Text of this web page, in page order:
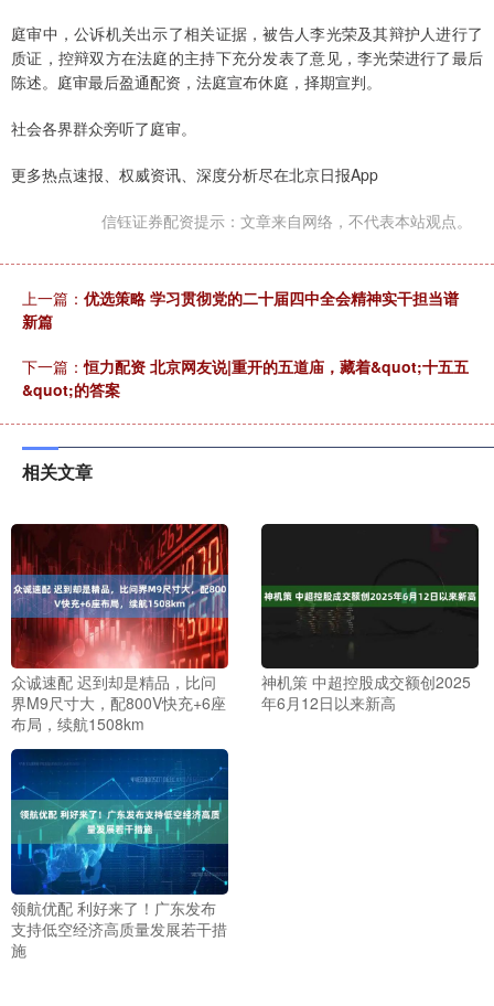
庭审中，公诉机关出示了相关证据，被告人李光荣及其辩护人进行了
质证，控辩双方在法庭的主持下充分发表了意见，李光荣进行了最后
陈述。庭审最后盈通配资，法庭宣布休庭，择期宣判。
社会各界群众旁听了庭审。
更多热点速报、权威资讯、深度分析尽在北京日报App
信钰证券配资提示：文章来自网络，不代表本站观点。
上一篇： 优选策略 学习贯彻党的二十届四中全会精神实干担当谱
新篇
下一篇：恒力配资 北京网友说|重开的五道庙，藏着&quot;十五五
&quot;的答案
相关文章
众诚速配 迟到却是精品，比问
界M9尺寸大，配800V快充+6座
布局，续航1508km
神机策 中超控股成交额创2025
年6月12日以来新高
领航优配 利好来了！广东发布
支持低空经济高质量发展若干措
施